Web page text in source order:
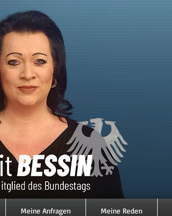
Meine Anfragen Meine Reden